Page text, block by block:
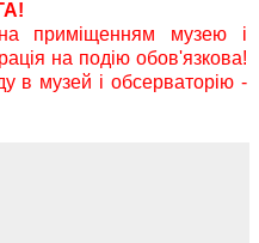
приміщенням музею і
на подію обов'язкова!
в музей і обсерваторію -